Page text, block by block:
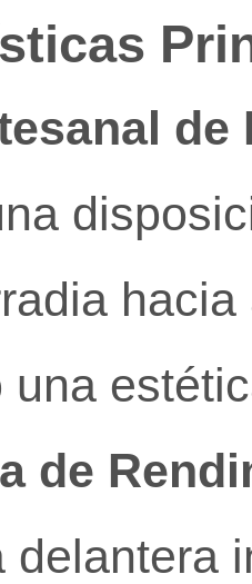
de
una
de
delantera